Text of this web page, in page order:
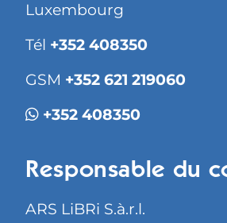
Luxembourg
Tél +352 408350
GSM +352 621 219060
+352 408350
Responsable du
ARS LiBRi S.à.r.l.